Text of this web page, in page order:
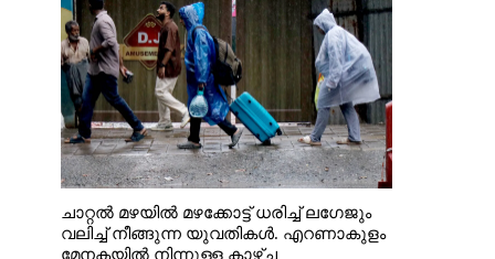
ചാറ്റൽ മഴയിൽ മഴക്കോട്ട് ധരിച്ച് ലഗേജും
വലിച്ച് നീങ്ങുന്ന യുവതികൾ. എറണാകുളം
മേനകയിൽ നിന്നുള്ള കാഴ്ച